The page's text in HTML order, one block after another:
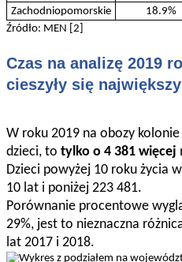
Zachodniopomorskie
18.9%
Źródło: MEN [2]
Czas na analizę 2019
cieszyły się
W roku 2019 na obozy
dzieci, to tylko o 4 381 więcej
Dzieci powyżej 10 roku życia
10 lat i poniżej 223 481.
Porównanie procentowe
29%, jest to nieznaczna
lat 2017 i 2018.